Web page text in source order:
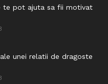
te pot ajuta sa fii motivat
unei relatii de dragoste